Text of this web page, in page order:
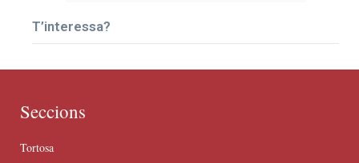
T’interessa?
Seccions
Tortosa